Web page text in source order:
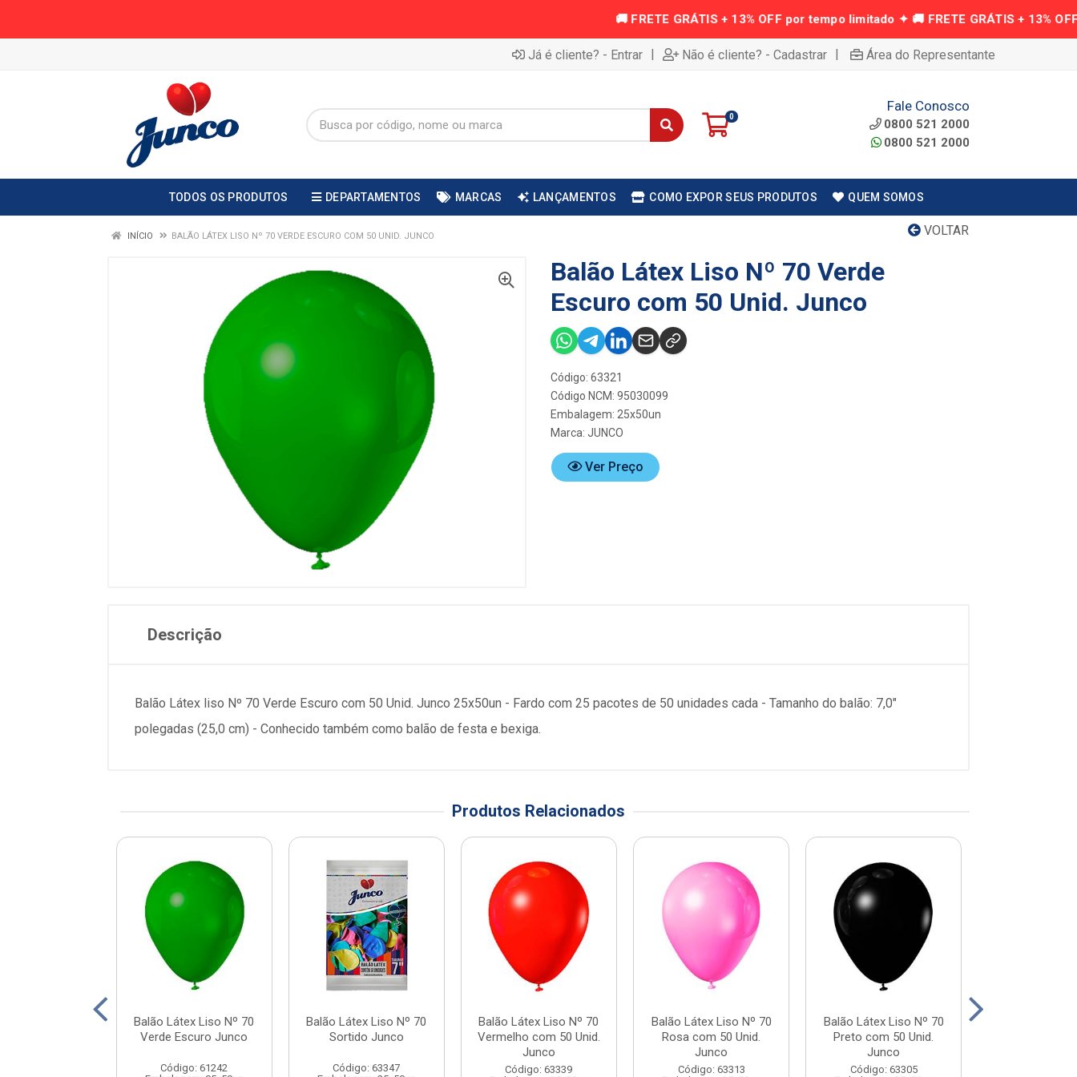
Já é cliente? - Entrar | Não é cliente? - Cadastrar | Área do Representante
0
Fale Conosco
0800 521 2000
0800 521 2000
TODOS OS PRODUTOS DEPARTAMENTOS MARCAS LANÇAMENTOS COMO EXPOR SEUS PRODUTOS QUEM SOMOS
VOLTAR
INÍCIO BALÃO LÁTEX LISO Nº 70 VERDE ESCURO COM 50 UNID. JUNCO
Balão Látex Liso Nº 70 Verde
Escuro com 50 Unid. Junco
Código: 63321
Código NCM: 95030099
Embalagem: 25x50un
Marca: JUNCO
Ver Preço
Descrição
Balão Látex liso Nº 70 Verde Escuro com 50 Unid. Junco 25x50un - Fardo com 25 pacotes de 50 unidades cada - Tamanho do balão: 7,0"
polegadas (25,0 cm) - Conhecido também como balão de festa e bexiga.
Produtos Relacionados
Balão Látex Liso Nº 70
Verde Escuro Junco
Código: 61242
Balão Látex Liso Nº 70
Sortido Junco
Código: 63347
Balão Látex Liso Nº 70
Vermelho com 50 Unid.
Junco
Código: 63339
Balão Látex Liso Nº 70
Rosa com 50 Unid.
Junco
Código: 63313
Balão Látex Liso Nº 70
Preto com 50 Unid.
Junco
Código: 63305